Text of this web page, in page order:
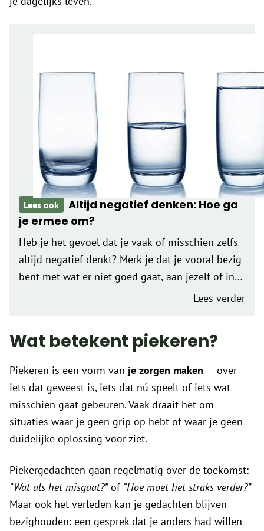
Lees ook
Altijd negatief denken: Hoe ga
je ermee om?
Heb je het gevoel dat je vaak of misschien zelfs
altijd negatief denkt? Merk je dat je vooral bezig
bent met wat er niet goed gaat, aan jezelf of in
Lees verder
Wat betekent piekeren?
Piekeren is een vorm van je zorgen maken — over
iets dat geweest is, iets dat nú speelt of iets wat
misschien gaat gebeuren. Vaak draait het om
situaties waar je geen grip op hebt of waar je geen
duidelijke oplossing voor ziet.
Piekergedachten gaan regelmatig over de toekomst:
“Wat als het misgaat?”of “Hoe moet het straks verder?”
Maar ook het verleden kan je gedachten blijven
bezighouden: een gesprek dat je anders had willen